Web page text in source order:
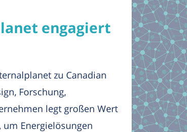
engagiert
zu Canadian
Forschung,
legt großen Wert
Energielösungen